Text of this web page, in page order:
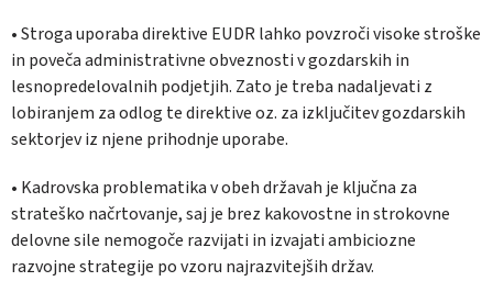
• Stroga uporaba direktive EUDR lahko povzroči visoke stroške
in poveča administrativne obveznosti v gozdarskih in
lesnopredelovalnih podjetjih. Zato je treba nadaljevati z
lobiranjem za odlog te direktive oz. za izključitev gozdarskih
sektorjev iz njene prihodnje uporabe.
• Kadrovska problematika v obeh državah je ključna za
strateško načrtovanje, saj je brez kakovostne in strokovne
delovne sile nemogoče razvijati in izvajati ambiciozne
razvojne strategije po vzoru najrazvitejših držav.